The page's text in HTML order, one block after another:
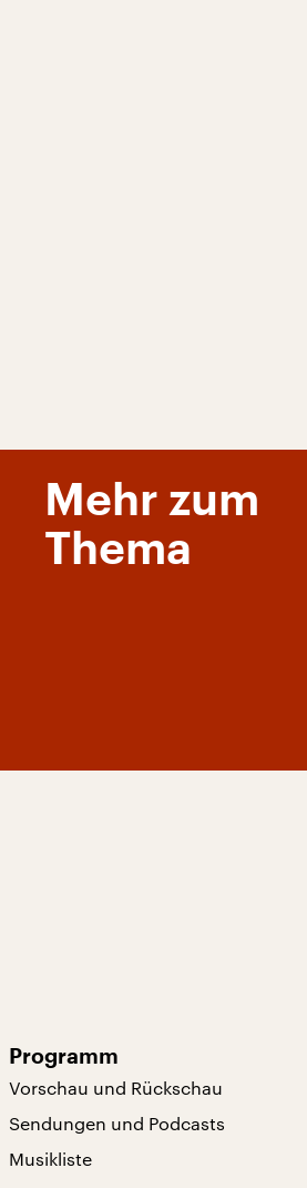
Mehr zum
Thema
Programm
Vorschau und Rückschau
Sendungen und Podcasts
Musikliste